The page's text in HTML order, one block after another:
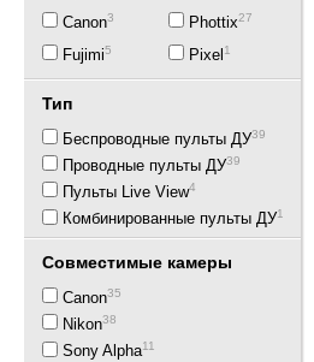
Canon3
Fujimi5
Phottix27
Pixel1
Тип
Беспроводные пульты ДУ39
Проводные пульты ДУ39
Пульты Live View4
Комбинированные пульты ДУ11
Совместимые камеры
Canon35
Nikon38
Sony Alpha11